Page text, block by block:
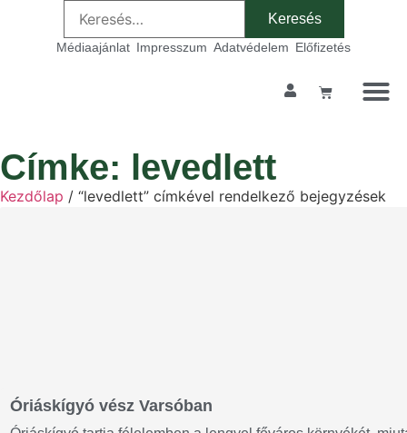
Médiaajánlat Impresszum Adatvédelem Előfizetés
Címke: levedlett
Kezdőlap / “levedlett” címkével rendelkező bejegyzések
Óriáskígyó vész Varsóban